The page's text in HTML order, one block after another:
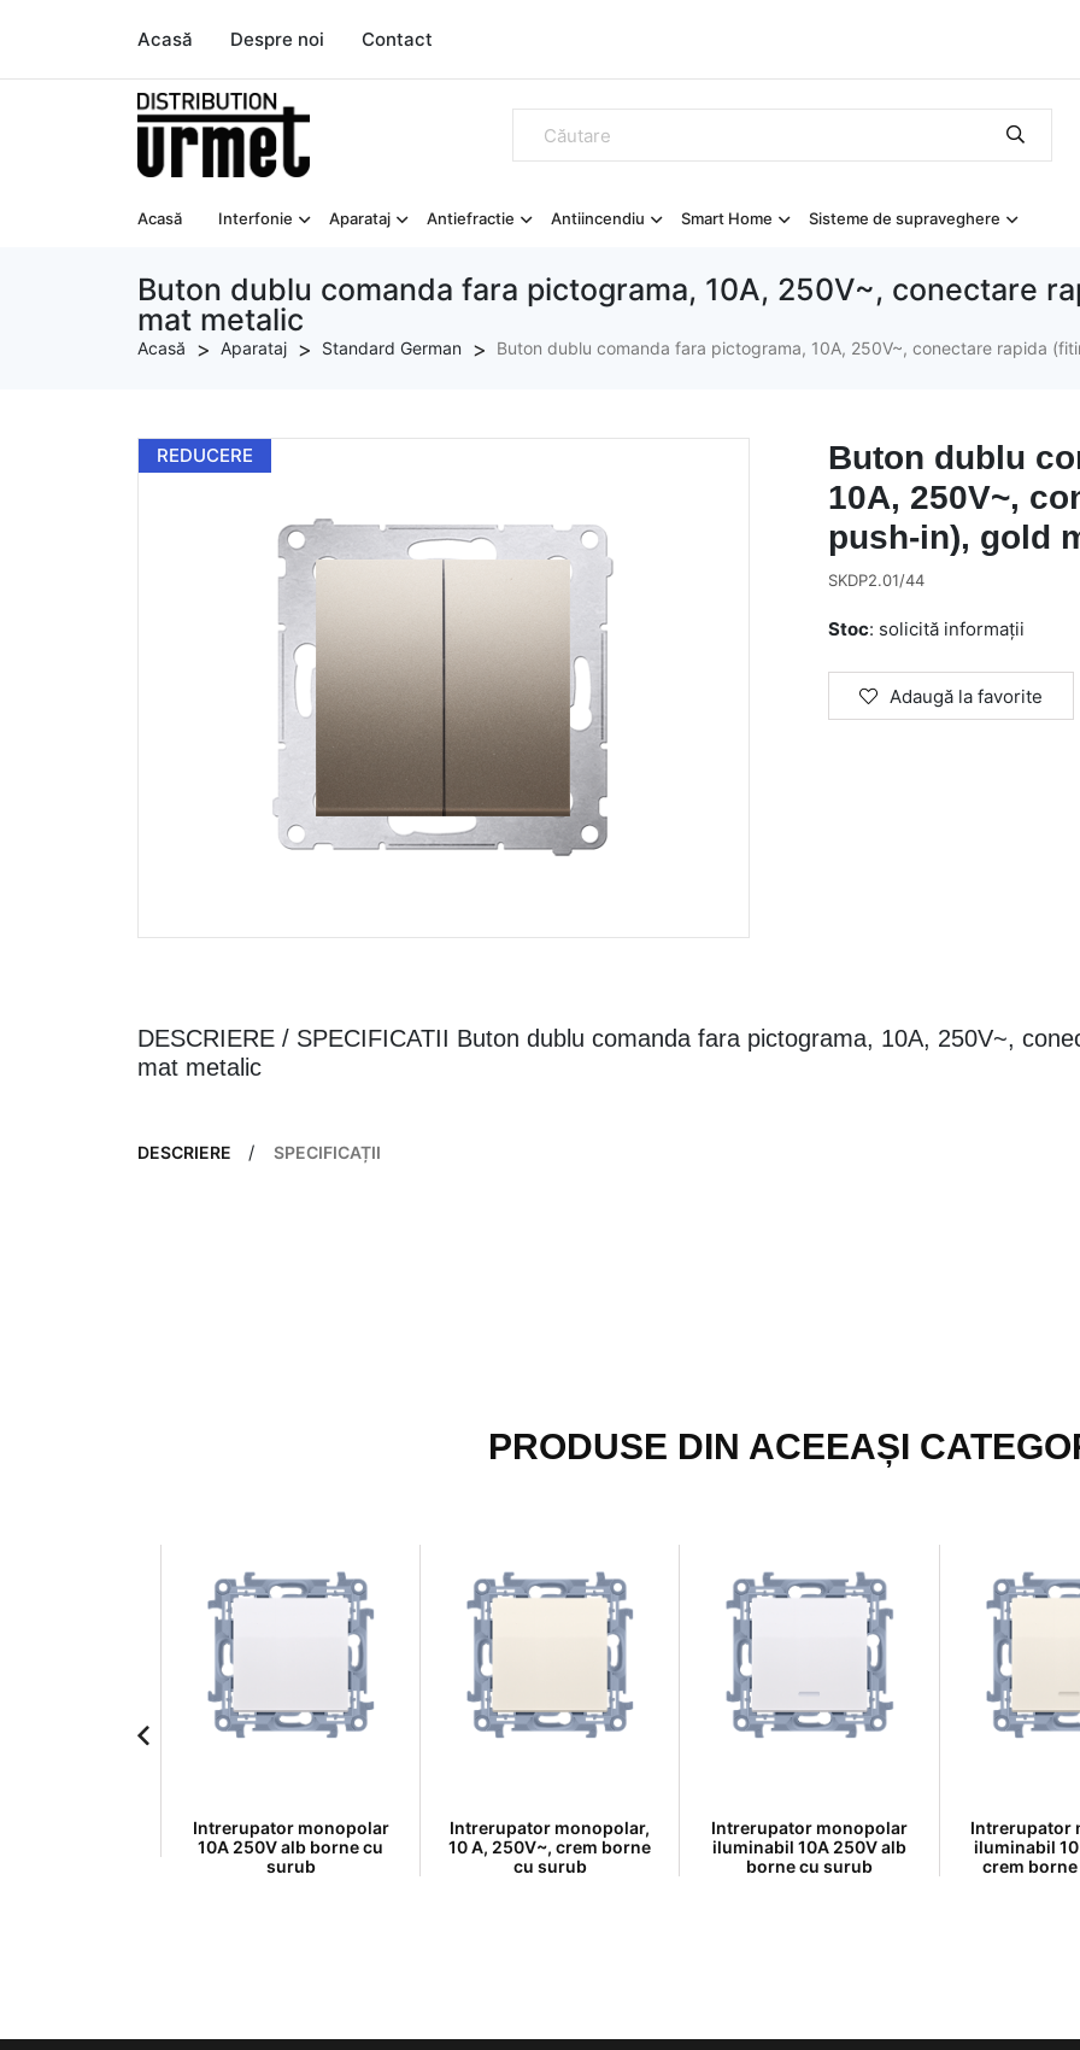
Acasă Despre noi Contact
Acasă Interfonie Aparataj Antiefractie Antiincendiu Smart Home Sisteme de supraveghere
Buton dublu comanda fara pictograma, 10A, 250V~, conectare
mat metalic
Acasă Aparataj Standard German Buton dublu comanda fara pictograma, 10A, 250V~, conectare rapida
REDUCERE
Buton dublu
10A, 250V~,
push-in), gold
SKDP2.01/44
Stoc: solicită informații
Adaugă la favorite
DESCRIERE / SPECIFICATII Buton dublu comanda fara pictograma, 10A, 250V~,
mat metalic
DESCRIERE SPECIFICAȚII
PRODUSE DIN ACEEAȘI
Intrerupator monopolar
10A 250V alb borne cu
surub
Intrerupator monopolar,
10 A, 250V~, crem borne
cu surub
Intrerupator monopolar
iluminabil 10A 250V alb
borne cu surub
Intrerupator
iluminabil
crem